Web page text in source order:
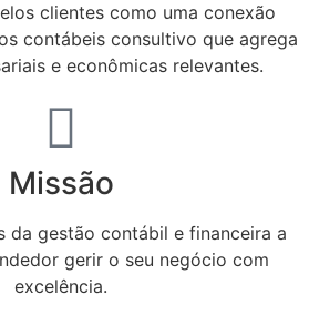
clientes como uma conexão
contábeis consultivo que agrega
e econômicas relevantes.
Missão
da gestão contábil e financeira a
gerir o seu negócio com
excelência.